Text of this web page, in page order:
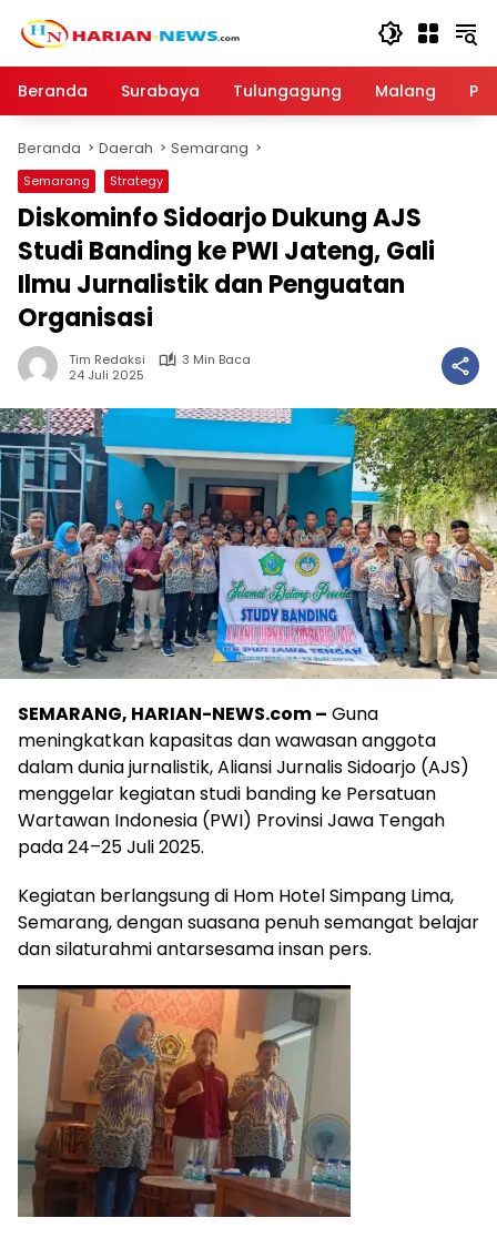
Beranda
Surabaya Tulungagung Malang
Beranda Daerah Semarang
Semarang Strategy
Diskominfo Sidoarjo Dukung AJS
Studi Banding ke PWI Jateng, Gali
Ilmu Jurnalistik dan Penguatan
Organisasi
Tim Redaksi
3 Min Baca
24 Juli 2025
SEMARANG, HARIAN-NEWS.com – Guna
meningkatkan kapasitas dan wawasan anggota
dalam dunia jurnalistik, Aliansi Jurnalis Sidoarjo (AJS)
menggelar kegiatan studi banding ke Persatuan
Wartawan Indonesia (PWI) Provinsi Jawa Tengah
pada 24–25 Juli 2025.
Kegiatan berlangsung di Hom Hotel Simpang Lima,
Semarang, dengan suasana penuh semangat belajar
dan silaturahmi antarsesama insan pers.